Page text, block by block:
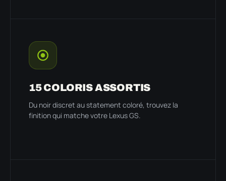
15 COLORIS ASSORTIS
Du noir discret au statement coloré, trouvez la
finition qui matche votre Lexus GS.